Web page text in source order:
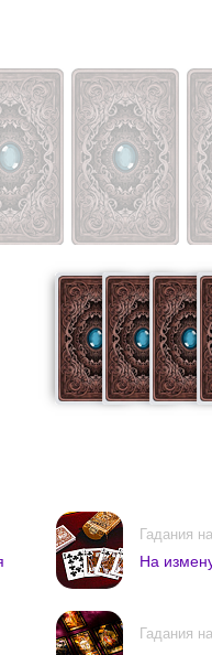
Гадания
На
Гадания